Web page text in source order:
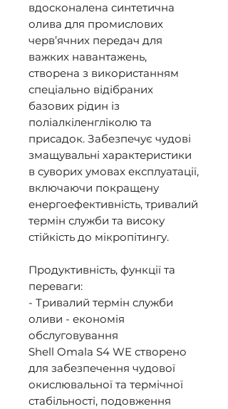
вдосконалена синтетична
олива для промислових
черв’ячних передач для
важких навантажень,
створена з використанням
спеціально відібраних
базових рідин із
поліалкіленгліколю та
присадок. Забезпечує чудові
змащувальні характеристики
в суворих умовах експлуатації,
включаючи покращену
енергоефективність, тривалий
термін служби та високу
стійкість до мікропітингу.
Продуктивність, функції та
переваги:
- Тривалий термін служби
оливи - економія
обслуговування
Shell Omala S4 WE створено
для забезпечення чудової
окислювальної та термічної
стабільності, подовження